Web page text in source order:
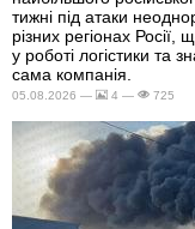
тижні під атаки
різних регіонах
у роботі логістики та
сама компанія.
05.08.2026 — 4 — 725